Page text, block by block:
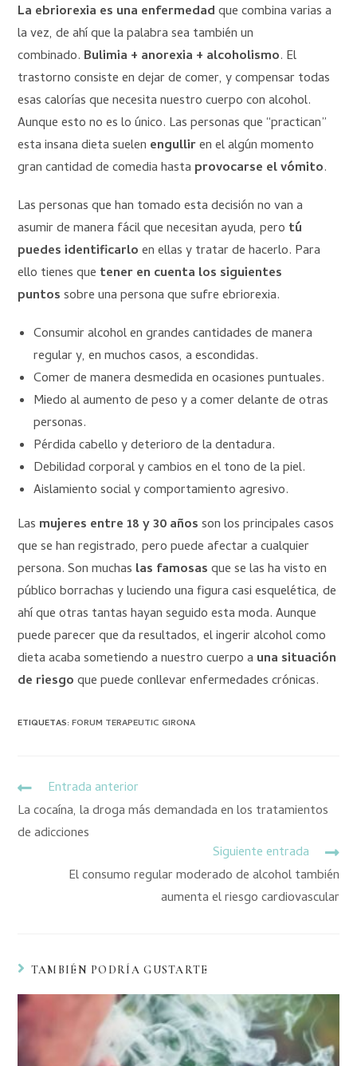
La ebriorexia es una enfermedadque combina varias a
la vez, de ahí que la palabra sea también un
combinado. Bulimia + anorexia + alcoholismo. El
trastorno consiste en dejar de comer, y compensar todas
esas calorías que necesita nuestro cuerpo con alcohol.
Aunque esto no es lo único. Las personas que “practican”
esta insana dieta suelen engulliren el algún momento
gran cantidad de comedia hasta provocarse el vómito.
Las personas que han tomado esta decisión no van a
asumir de manera fácil que necesitan ayuda, pero tú
puedes identificarloen ellas y tratar de hacerlo. Para
ello tienes que tener en cuenta los siguientes
puntossobre una persona que sufre ebriorexia.
Consumir alcohol en grandes cantidades de manera
regular y, en muchos casos, a escondidas.
Comer de manera desmedida en ocasiones puntuales.
Miedo al aumento de peso y a comer delante de otras
personas.
Pérdida cabello y deterioro de la dentadura.
Debilidad corporal y cambios en el tono de la piel.
Aislamiento social y comportamiento agresivo.
Las mujeres entre 18 y 30 añosson los principales casos
que se han registrado, pero puede afectar a cualquier
persona. Son muchas las famosasque se las ha visto en
público borrachas y luciendo una figura casi esquelética, de
ahí que otras tantas hayan seguido esta moda. Aunque
puede parecer que da resultados, el ingerir alcohol como
dieta acaba sometiendo a nuestro cuerpo a una situación
de riesgoque puede conllevar enfermedades crónicas.
ETIQUETAS:FORUM TERAPEUTIC GIRONA
Entrada anterior
La cocaína, la droga más demandada en los tratamientos
de adicciones
Siguiente entrada
El consumo regular moderado de alcohol también
aumenta el riesgo cardiovascular
TAMBIÉN PODRÍA GUSTARTE